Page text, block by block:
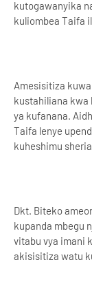
kutogawanyika
kuliombea Taifa
Amesisitiza
kustahiliana kwa
ya kufanana.
Taifa lenye
kuheshimu
Dkt. Biteko
kupanda mbegu
vitabu vya imani
akisisitiza watu